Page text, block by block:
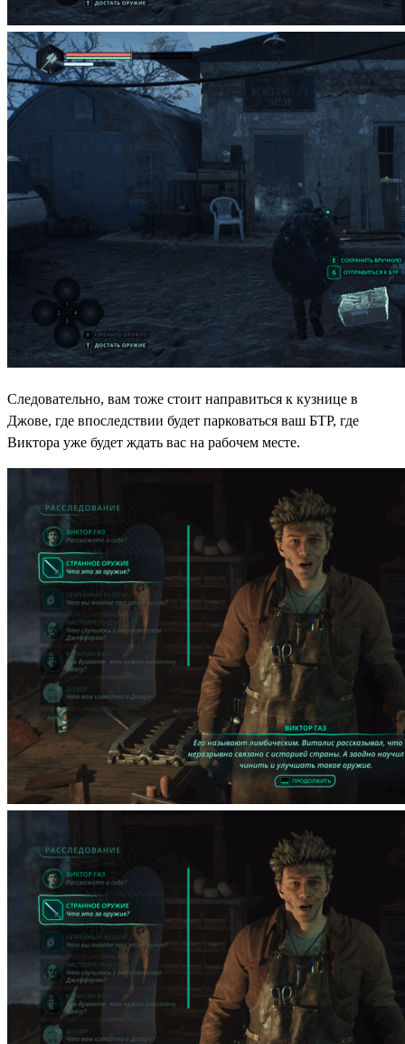
Следовательно, вам тоже стоит направиться к кузнице в
Джове, где впоследствии будет парковаться ваш БТР, где
Виктора уже будет ждать вас на рабочем месте.